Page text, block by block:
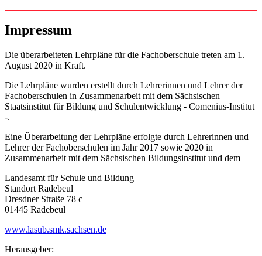
Impressum
Die überarbeiteten Lehrpläne für die Fachoberschule treten am 1.
August 2020 in Kraft.
Die Lehrpläne wurden erstellt durch Lehrerinnen und Lehrer der
Fachoberschulen in Zusammenarbeit mit dem Sächsischen
Staatsinstitut für Bildung und Schulentwicklung - Comenius-Institut
-.
Eine Überarbeitung der Lehrpläne erfolgte durch Lehrerinnen und
Lehrer der Fachoberschulen im Jahr 2017 sowie 2020 in
Zusammenarbeit mit dem Sächsischen Bildungsinstitut und dem
Landesamt für Schule und Bildung
Standort Radebeul
Dresdner Straße 78 c
01445 Radebeul
www.lasub.smk.sachsen.de
Herausgeber: